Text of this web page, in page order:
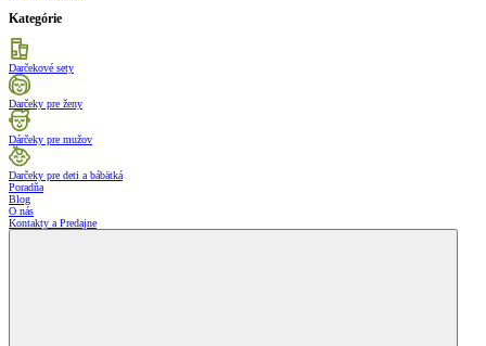
Kategórie
Darčekové sety
Darčeky pre ženy
Dárčeky pre mužov
Darčeky pre deti a bábätká
Poradňa
Blog
O nás
Kontakty a Predajne